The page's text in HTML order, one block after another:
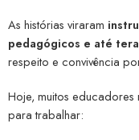
As histórias viraram
pedagógicos e até
respeito e convivência
Hoje, muitos educadores
para trabalhar: